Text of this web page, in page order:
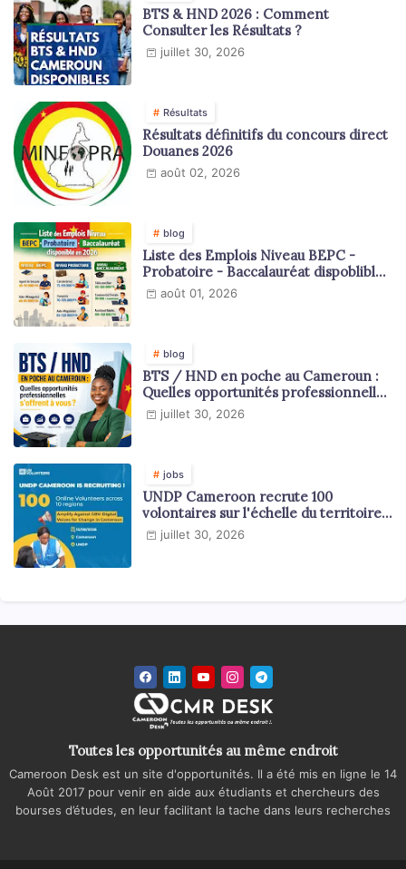
BTS & HND 2026 : Comment
Consulter les Résultats ?
juillet 30, 2026
Résultats
Résultats définitifs du concours direct
Douanes 2026
août 02, 2026
blog
Liste des Emplois Niveau BEPC -
Probatoire - Baccalauréat dispoblible
en 2026
août 01, 2026
blog
BTS / HND en poche au Cameroun :
Quelles opportunités professionnelles
s'offrent à vous ?
juillet 30, 2026
jobs
UNDP Cameroon recrute 100
volontaires sur l'échelle du territoire
national
juillet 30, 2026
Toutes les opportunités au même endroit
Cameroon Desk est un site d'opportunités. Il a été mis en ligne le 14
Août 2017 pour venir en aide aux étudiants et chercheurs des
bourses d’études, en leur facilitant la tache dans leurs recherches